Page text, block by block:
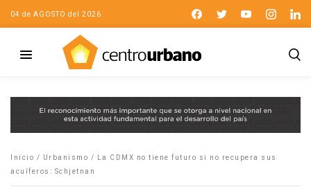
04 de AGOSTO del 2026
Inicio / Urbanismo /
La CDMX no tiene futuro si no recupera sus
acuíferos: Schjetnan